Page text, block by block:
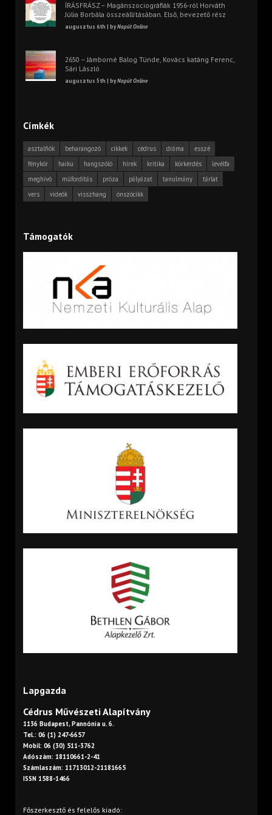
ÍRÁSFRÁSZ – Magánszociográfiák 1956-ról Horváth
Júlia Borbála összeállításában. Első, bevezető rész
augusztus 6th | byNapút Online
2650 – Jámborné Balog Tünde, Kovács katáng Ferenc,
Sári László
augusztus 5th | byNapút Online
Címkék
asztalfiók beharangozó cikkek cédrus dráma
esszé
fénykör
haiku hangszóló hírek kritika körkérdés
levélfa
meghívó
műfordítás próza pályázat tanulmány
tárlat
vers
videók visszhang önszócikk
Támogatók
Lapgazda
Cédrus Művészeti Alapítvány
1136 Budapest, Pannónia u. 6.
Tel.: 06 (1) 247-6657
Mobil: 06 (30) 511-3762
Adószám: 18110661-2-41
Számlaszám: 11713012-21181665
ISSN 1588-1466
Főszerkesztő és felelős kiadó: